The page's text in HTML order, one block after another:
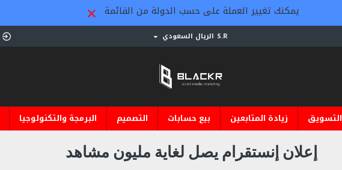
يمكنك تغيير العملة على حسب الدولة من القائمة
S.R الريال السعودي
التسويق زيادة المتابعين بيع حسابات التصميم البرمجة والتكنولوجيا
إعلان إنستقرام يصل لغاية مليون مشاهد